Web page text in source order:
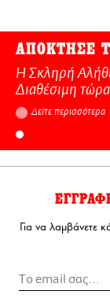
ΑΠΟΚΤΗΣΕ
Η Σκληρή
Διαθέσιμη
Δείτε περισσότερα
Για να λαμβάνετε